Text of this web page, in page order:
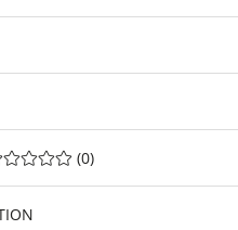
0 AV 5 ANTAL BETYG 0
(0)